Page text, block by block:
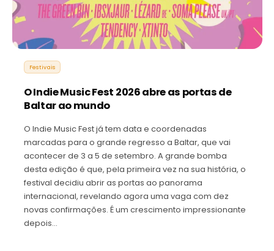
Festivais
O Indie Music Fest 2026 abre as portas de
Baltar ao mundo
O Indie Music Fest já tem data e coordenadas
marcadas para o grande regresso a Baltar, que vai
acontecer de 3 a 5 de setembro. A grande bomba
desta edição é que, pela primeira vez na sua história, o
festival decidiu abrir as portas ao panorama
internacional, revelando agora uma vaga com dez
novas confirmações. É um crescimento impressionante
depois…